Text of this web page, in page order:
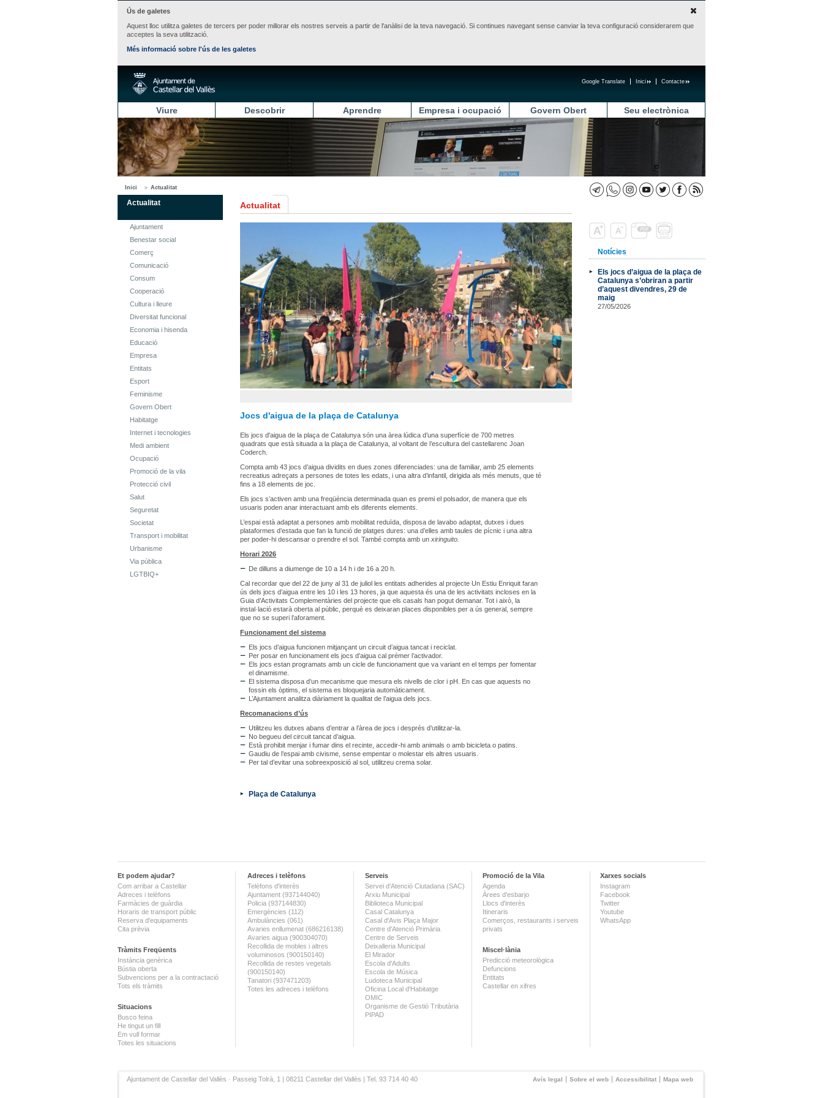
Ús de galetes
Aquest lloc utilitza galetes de tercers per poder millorar els nostres serveis a partir de l'anàlisi de la teva navegació. Si continues navegant sense canviar la teva configuració considerarem que
acceptes la seva utilització.
Més informació sobre l'ús de les galetes
Contacte
Inici
Google Translate
Viure Descobrir Aprendre Empresa i ocupació Govern Obert Seu electrònica
Inici Actualitat
Actualitat
Ajuntament
Benestar social
Comerç
Comunicació
Consum
Cooperació
Cultura i lleure
Diversitat funcional
Economia i hisenda
Educació
Empresa
Entitats
Esport
Feminisme
Govern Obert
Habitatge
Internet i tecnologies
Medi ambient
Ocupació
Promoció de la vila
Protecció civil
Salut
Seguretat
Societat
Transport i mobilitat
Urbanisme
Via pública
LGTBIQ+
Actualitat
Jocs d'aigua de la plaça de Catalunya
Els jocs d'aigua de la plaça de Catalunya són una àrea lúdica d’una superfície de 700 metres
quadrats que està situada a la plaça de Catalunya, al voltant de l’escultura del castellarenc Joan
Coderch.
Compta amb 43 jocs d’aigua dividits en dues zones diferenciades: una de familiar, amb 25 elements
recreatius adreçats a persones de totes les edats, i una altra d’infantil, dirigida als més menuts, que té
fins a 18 elements de joc.
Els jocs s’activen amb una freqüència determinada quan es premi el polsador, de manera que els
usuaris poden anar interactuant amb els diferents elements.
L’espai està adaptat a persones amb mobilitat reduïda, disposa de lavabo adaptat, dutxes i dues
plataformes d’estada que fan la funció de platges dures: una d’elles amb taules de pícnic i una altra
per poder-hi descansar o prendre el sol. També compta amb un xiringuito.
Horari 2026
De dilluns a diumenge de 10 a 14 h i de 16 a 20 h.
Cal recordar que del 22 de juny al 31 de juliol les entitats adherides al projecte Un Estiu Enriquit faran
ús dels jocs d’aigua entre les 10 i les 13 hores, ja que aquesta és una de les activitats incloses en la
Guia d’Activitats Complementàries del projecte que els casals han pogut demanar. Tot i això, la
instal·lació estarà oberta al públic, perquè es deixaran places disponibles per a ús general, sempre
que no se superi l’aforament.
Funcionament del sistema
Els jocs d’aigua funcionen mitjançant un circuit d’aigua tancat i reciclat.
Per posar en funcionament els jocs d’aigua cal prémer l’activador.
Els jocs estan programats amb un cicle de funcionament que va variant en el temps per fomentar
el dinamisme.
El sistema disposa d’un mecanisme que mesura els nivells de clor i pH. En cas que aquests no
fossin els òptims, el sistema es bloquejaria automàticament.
L’Ajuntament analitza diàriament la qualitat de l’aigua dels jocs.
Recomanacions d’ús
Utilitzeu les dutxes abans d’entrar a l’àrea de jocs i després d’utilitzar-la.
No begueu del circuit tancat d’aigua.
Està prohibit menjar i fumar dins el recinte, accedir-hi amb animals o amb bicicleta o patins.
Gaudiu de l’espai amb civisme, sense empentar o molestar els altres usuaris.
Per tal d’evitar una sobreexposició al sol, utilitzeu crema solar.
Plaça de Catalunya
Notícies
Els jocs d’aigua de la plaça de
Catalunya s’obriran a partir
d’aquest divendres, 29 de
maig
27/05/2026
Et podem ajudar?
Com arribar a Castellar
Adreces i telèfons
Farmàcies de guàrdia
Horaris de transport públic
Reserva d'equipaments
Cita prèvia
Tràmits Freqüents
Instància genèrica
Bústia oberta
Subvencions per a la contractació
Tots els tràmits
Situacions
Busco feina
He tingut un fill
Em vull formar
Totes les situacions
Adreces i telèfons
Telèfons d'interès
Ajuntament (937144040)
Policia (937144830)
Emergències (112)
Ambulàncies (061)
Avaries enllumenat (686216138)
Avaries aigua (900304070)
Recollida de mobles i altres
voluminosos (900150140)
Recollida de restes vegetals
(900150140)
Tanatori (937471203)
Totes les adreces i telèfons
Serveis
Servei d'Atenció Ciutadana (SAC)
Arxiu Municipal
Biblioteca Municipal
Casal Catalunya
Casal d'Avis Plaça Major
Centre d'Atenció Primària
Centre de Serveis
Deixalleria Municipal
El Mirador
Escola d'Adults
Escola de Música
Ludoteca Municipal
Oficina Local d'Habitatge
OMIC
Organisme de Gestió Tributària
PIPAD
Promoció de la Vila
Agenda
Àrees d'esbarjo
Llocs d'interès
Itineraris
Comerços, restaurants i serveis
privats
Miscel·lània
Predicció meteorològica
Defuncions
Entitats
Castellar en xifres
Xarxes socials
Instagram
Facebook
Twitter
Youtube
WhatsApp
Avís legal Sobre el web Accessibilitat Mapa web
Ajuntament de Castellar del Vallès · Passeig Tolrà, 1 | 08211 Castellar del Vallès | Tel. 93 714 40 40